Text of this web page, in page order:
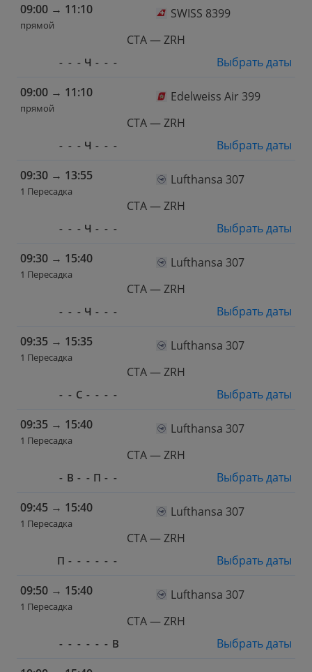
09:00 → 11:10
прямой
SWISS 8399
CTA — ZRH
- - - Ч - - -
Выбрать даты
09:00 → 11:10
прямой
Edelweiss Air 399
CTA — ZRH
- - - Ч - - -
Выбрать даты
09:30 → 13:55
1 Пересадка
Lufthansa 307
CTA — ZRH
- - - Ч - - -
Выбрать даты
09:30 → 15:40
1 Пересадка
Lufthansa 307
CTA — ZRH
- - - Ч - - -
Выбрать даты
09:35 → 15:35
1 Пересадка
Lufthansa 307
CTA — ZRH
- - С - - - -
Выбрать даты
09:35 → 15:40
1 Пересадка
Lufthansa 307
CTA — ZRH
- В - - П - -
Выбрать даты
09:45 → 15:40
1 Пересадка
Lufthansa 307
CTA — ZRH
П - - - - - -
Выбрать даты
09:50 → 15:40
1 Пересадка
Lufthansa 307
CTA — ZRH
- - - - - - В
Выбрать даты